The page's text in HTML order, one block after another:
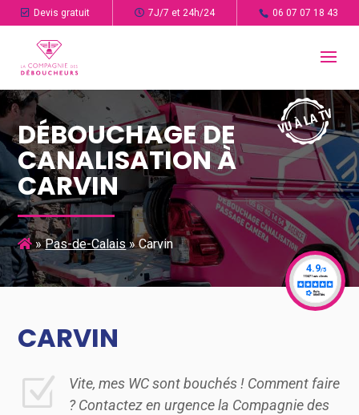
Devis gratuit 7J/7 et 24h/24 06 07 07 18 43
DÉBOUCHAGE DE
CANALISATION À
CARVIN
»Pas-de-Calais»Carvin
CARVIN
Z
Vite, mes WC sont bouchés ! Comment faire
? Contactez en urgence la Compagnie des